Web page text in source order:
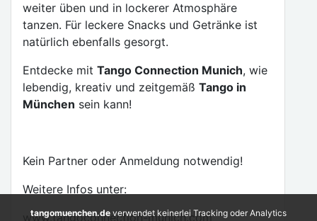
weiter üben und in lockerer Atmosphäre
tanzen. Für leckere Snacks und Getränke ist
natürlich ebenfalls gesorgt.
Entdecke mit Tango Connection Munich, wie
lebendig, kreativ und zeitgemäß Tango in
München sein kann!
Kein Partner oder Anmeldung notwendig!
Weitere Infos unter:
www.tangoconnection-munich.com
tangomuenchen.de verwendet keinerlei Tracking oder Analytics